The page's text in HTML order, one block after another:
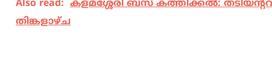
Also read: കളമശ്ശേരി ബസ് കത്തിക്കല്‍:
തിങ്കളാഴ്ച